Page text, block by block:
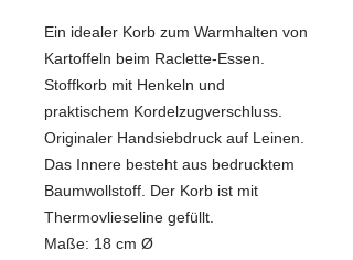
Ein idealer Korb zum Warmhalten von
Kartoffeln beim Raclette-Essen.
Stoffkorb mit Henkeln und
praktischem Kordelzugverschluss.
Originaler Handsiebdruck auf Leinen.
Das Innere besteht aus bedrucktem
Baumwollstoff. Der Korb ist mit
Thermovlieseline gefüllt.
Maße: 18 cm Ø